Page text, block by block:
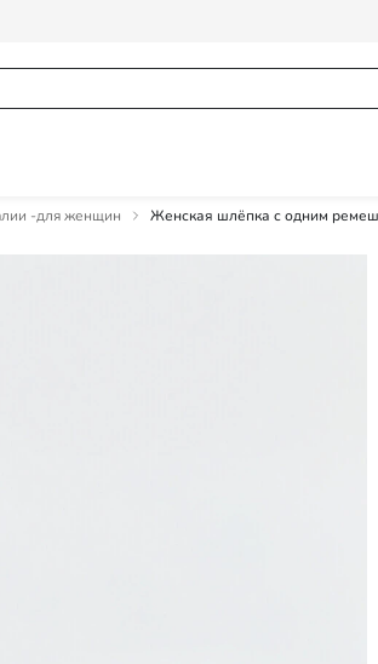
-для женщин Женская шлёпка с одним